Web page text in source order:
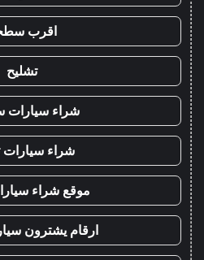
اقرب
تشليح
شراء سيارات
شراء سيارات
موقع شراء
ارقام يشترون